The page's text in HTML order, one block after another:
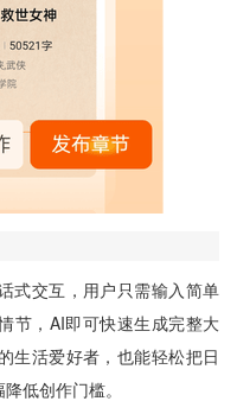
式交互，用户只需输入简单
节，AI即可快速生成完整大
生活爱好者，也能轻松把日
低创作门槛。